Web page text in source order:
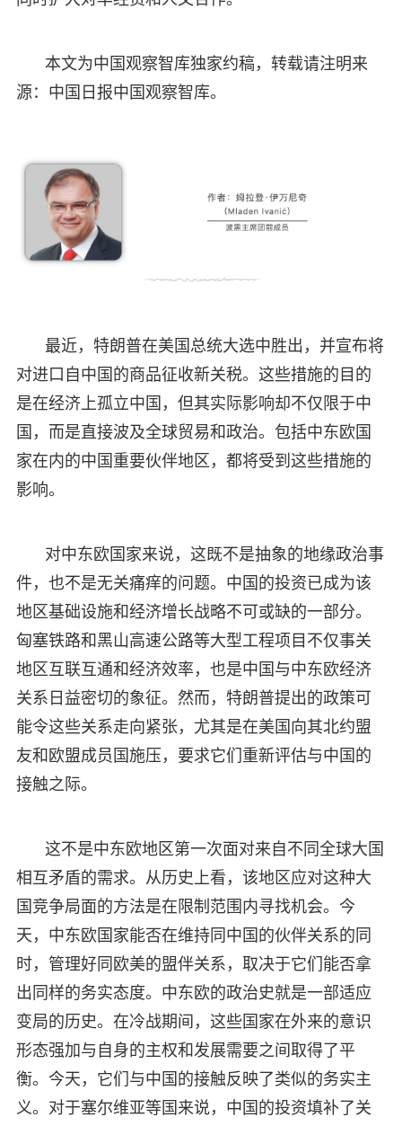
本文为中国观察智库独家约稿，转载请注明来
源：中国日报中国观察智库。
最近，特朗普在美国总统大选中胜出，并宣布将
对进口自中国的商品征收新关税。这些措施的目的
是在经济上孤立中国，但其实际影响却不仅限于中
国，而是直接波及全球贸易和政治。包括中东欧国
家在内的中国重要伙伴地区，都将受到这些措施的
影响。
对中东欧国家来说，这既不是抽象的地缘政治事
件，也不是无关痛痒的问题。中国的投资已成为该
地区基础设施和经济增长战略不可或缺的一部分。
匈塞铁路和黑山高速公路等大型工程项目不仅事关
地区互联互通和经济效率，也是中国与中东欧经济
关系日益密切的象征。然而，特朗普提出的政策可
能令这些关系走向紧张，尤其是在美国向其北约盟
友和欧盟成员国施压，要求它们重新评估与中国的
接触之际。
这不是中东欧地区第一次面对来自不同全球大国
相互矛盾的需求。从历史上看，该地区应对这种大
国竞争局面的方法是在限制范围内寻找机会。今
天，中东欧国家能否在维持同中国的伙伴关系的同
时，管理好同欧美的盟伴关系，取决于它们能否拿
出同样的务实态度。中东欧的政治史就是一部适应
变局的历史。在冷战期间，这些国家在外来的意识
形态强加与自身的主权和发展需要之间取得了平
衡。今天，它们与中国的接触反映了类似的务实主
义。对于塞尔维亚等国来说，中国的投资填补了关